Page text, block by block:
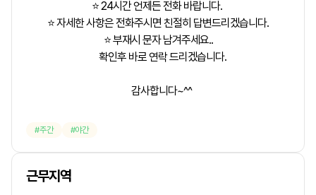
⭐ 24시간 언제든 전화 바랍니다.
⭐ 자세한 사항은 전화주시면 친절히 답변드리겠습니다.
⭐ 부재시 문자 남겨주세요..
확인후 바로 연락 드리겠습니다.
감사합니다~^^
주간 야간
근무지역